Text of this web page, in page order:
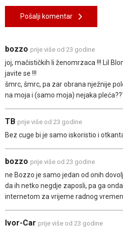
Pošalji komentar
bozzo prije više od 23 godine
joj, mačističkih li ženomrzaca !!! Lil
javite se !!!
šmrc, šmrc, pa zar obrana nježnije
na moja i (samo moja) nejaka
TB prije više od 23 godine
Bez cuge bi je samo iskoristio i
bozzo prije više od 23 godine
ne Bozzo je samo jedan od onih
da ih netko negdje zaposli, pa ga
internetom za vrijeme radnog
Ivor-Car prije više od 23 godine